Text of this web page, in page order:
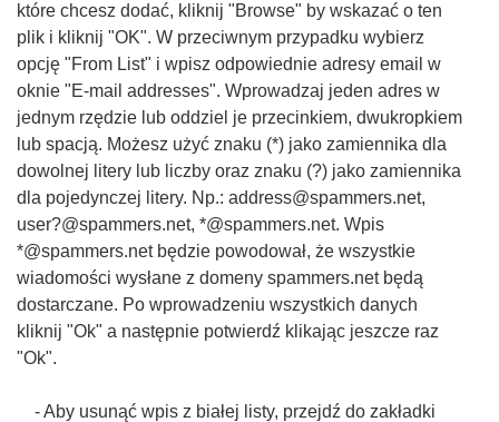
które chcesz dodać, kliknij "Browse" by wskazać o ten
plik i kliknij "OK". W przeciwnym przypadku wybierz
opcję "From List" i wpisz odpowiednie adresy email w
oknie "E-mail addresses". Wprowadzaj jeden adres w
jednym rzędzie lub oddziel je przecinkiem, dwukropkiem
lub spacją. Możesz użyć znaku (*) jako zamiennika dla
dowolnej litery lub liczby oraz znaku (?) jako zamiennika
dla pojedynczej litery. Np.: address@spammers.net,
user?@spammers.net, *@spammers.net. Wpis
*@spammers.net będzie powodował, że wszystkie
wiadomości wysłane z domeny spammers.net będą
dostarczane. Po wprowadzeniu wszystkich danych
kliknij "Ok" a następnie potwierdź klikając jeszcze raz
"Ok".
- Aby usunąć wpis z białej listy, przejdź do zakładki